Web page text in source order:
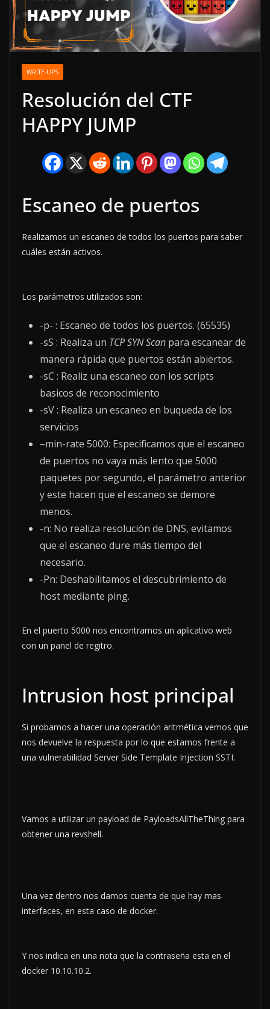
WRITE-UPS
Resolución del CTF
HAPPY JUMP
Escaneo de puertos
Realizamos un escaneo de todos los puertos para saber
cuáles están activos.
Los parámetros utilizados son:
-p- : Escaneo de todos los puertos. (65535)
-sS : Realiza un TCP SYN Scan para escanear de
manera rápida que puertos están abiertos.
-sC : Realiz una escaneo con los scripts
basicos de reconocimiento
-sV : Realiza un escaneo en buqueda de los
servicios
–min-rate 5000: Especificamos que el escaneo
de puertos no vaya más lento que 5000
paquetes por segundo, el parámetro anterior
y este hacen que el escaneo se demore
menos.
-n: No realiza resolución de DNS, evitamos
que el escaneo dure más tiempo del
necesario.
-Pn: Deshabilitamos el descubrimiento de
host mediante ping.
En el puerto 5000 nos encontramos un aplicativo web
con un panel de regitro.
Intrusion host principal
Si probamos a hacer una operación aritmética vemos que
nos devuelve la respuesta por lo que estamos frente a
una vulnerabilidad Server Side Template Injection SSTI.
Vamos a utilizar un payload de PayloadsAllTheThing para
obtener una revshell.
Una vez dentro nos damos cuenta de que hay mas
interfaces, en esta caso de docker.
Y nos indica en una nota que la contraseña esta en el
docker 10.10.10.2.